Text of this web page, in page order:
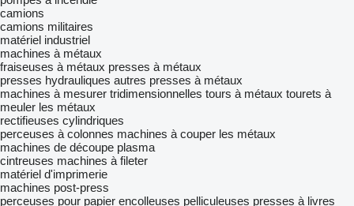
camions
camions militaires
matériel industriel
machines à métaux
fraiseuses à métaux presses à métaux
presses hydrauliques autres presses à métaux
machines à mesurer tridimensionnelles tours à métaux tourets à
meuler les métaux
rectifieuses cylindriques
perceuses à colonnes machines à couper les métaux
machines de découpe plasma
cintreuses machines à fileter
matériel d'imprimerie
machines post-press
perceuses pour papier encolleuses pelliculeuses presses à livres